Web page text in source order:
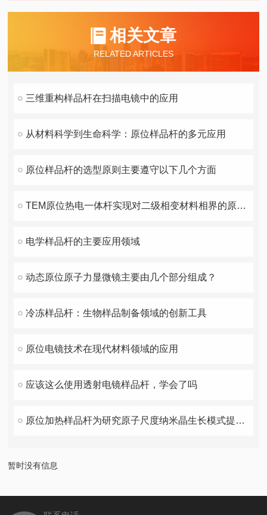
相关文章
RELATED ARTICLES
三维重构样品杆在扫描电镜中的应用
从材料科学到生命科学：原位样品杆的多元应用
原位样品杆的选型原则主要遵守以下几个方面
TEM原位热电一体杆实现对二级相变材料相界的原子尺度准确可重复调控
电学样品杆的主要应用领域
动态原位原子力显微镜主要由几个部分组成？
冷冻样品杆：生物样品制备领域的创新工具
原位电镜技术在现代材料领域的应用
应该这么使用透射电镜样品杆，学会了吗
原位加热样品杆为研究原子尺度纳米晶生长模式提供直接证据！
暂时没有信息